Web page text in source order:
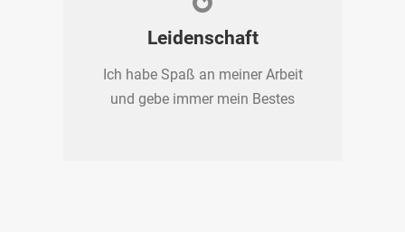
Leidenschaft
Ich habe Spaß an meiner Arbeit
und gebe immer mein Bestes